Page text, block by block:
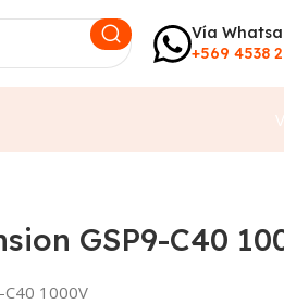
Vía
+569 4538
GSP9-C40
C40 1000V